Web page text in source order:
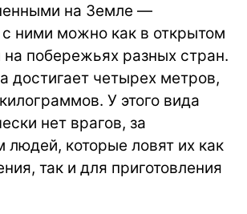
на Земле —
с ними можно как в открытом
на побережьях разных стран.
достигает четырех метров,
У этого вида
нет врагов, за
людей, которые ловят их как
так и для приготовления